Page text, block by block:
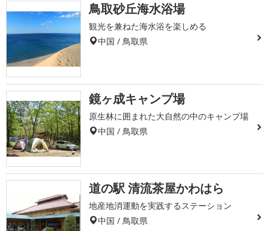
鳥取砂丘海水浴場
観光を兼ねた海水浴を楽しめる
中国 / 鳥取県
鏡ヶ成キャンプ場
原生林に囲まれた大自然の中のキャンプ場
中国 / 鳥取県
道の駅 清流茶屋かわはら
地産地消運動を実践するステーション
中国 / 鳥取県